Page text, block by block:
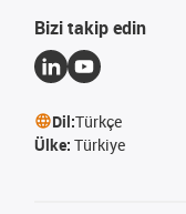
Bizi takip edin
Dil:Türkçe
Ülke: Türkiye